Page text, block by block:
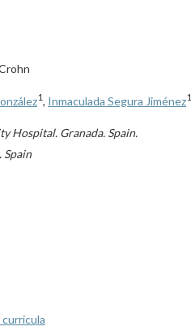
1, Inmaculada Segura Jiménez1
Hospital. Granada. Spain.
Spain